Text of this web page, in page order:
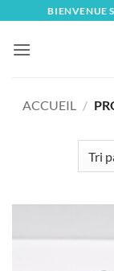
content
BIENVENUE
ACCUEIL /